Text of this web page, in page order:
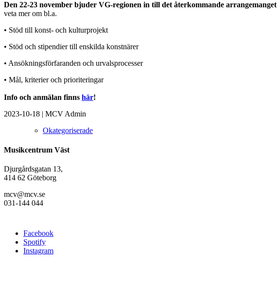
Den 22-23 november bjuder VG-regionen in till det återkommande arrangemanget
veta mer om bl.a.
• Stöd till konst- och kulturprojekt
• Stöd och stipendier till enskilda konstnärer
• Ansökningsförfaranden och urvalsprocesser
• Mål, kriterier och prioriteringar
Info och anmälan finns här!
2023-10-18 | MCV Admin
Okategoriserade
Musikcentrum Väst
Djurgårdsgatan 13,
414 62 Göteborg
mcv@mcv.se
031-144 044
Facebook
Spotify
Instagram